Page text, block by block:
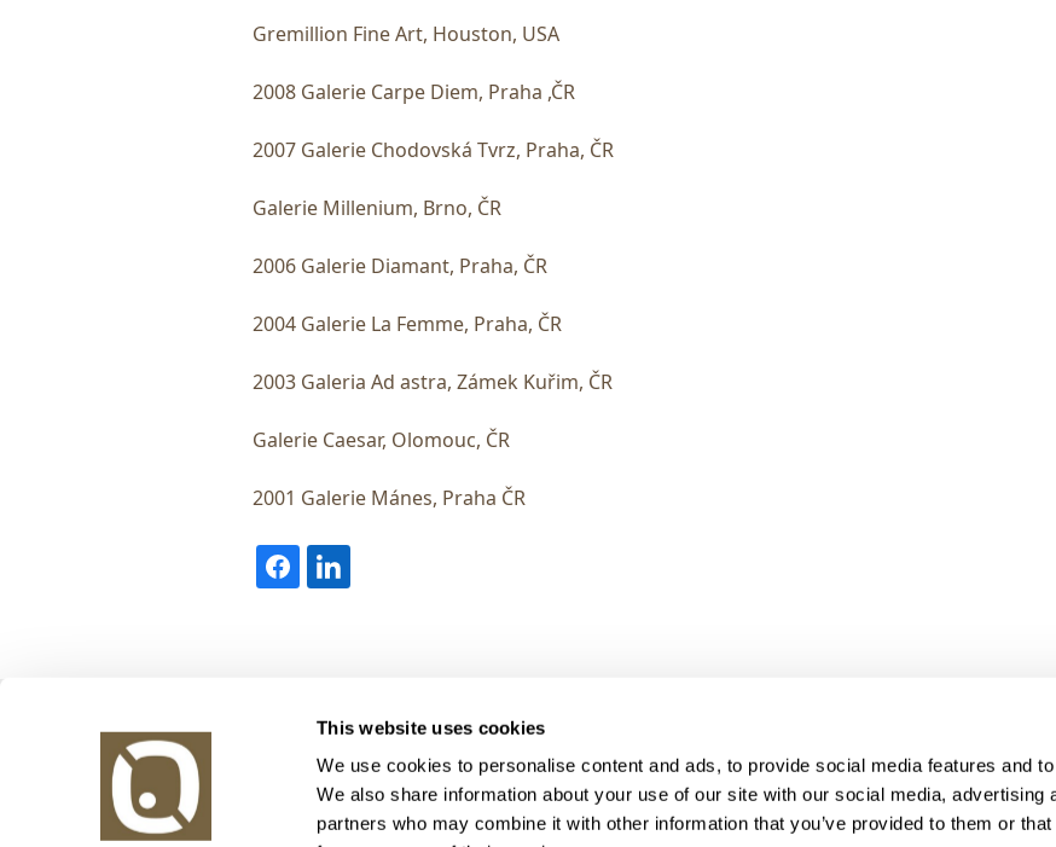
This website uses cookies
We use cookies to personalise content and ads, to provide social media features and
We also share information about your use of our site with our social media, advertising
partners who may combine it with other information that you’ve provided to them or that
Gremillion Fine Art, Houston, USA
2008 Galerie Carpe Diem, Praha ,ČR
2007 Galerie Chodovská Tvrz, Praha, ČR
Galerie Millenium, Brno, ČR
2006 Galerie Diamant, Praha, ČR
2004 Galerie La Femme, Praha, ČR
2003 Galeria Ad astra, Zámek Kuřim, ČR
Galerie Caesar, Olomouc, ČR
2001 Galerie Mánes, Praha ČR
Korunní 972/75
130 00 Praha 3
tel.: +420 800 10 10 10, +420 737 196 183
E-mail: info@obrazyvaukci.cz
> Obchodní podmínky
> Kontakty
> GDPR